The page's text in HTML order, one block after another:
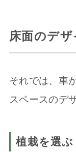
床面のデ
それでは、車
スペースのデ
植栽を選ぶ